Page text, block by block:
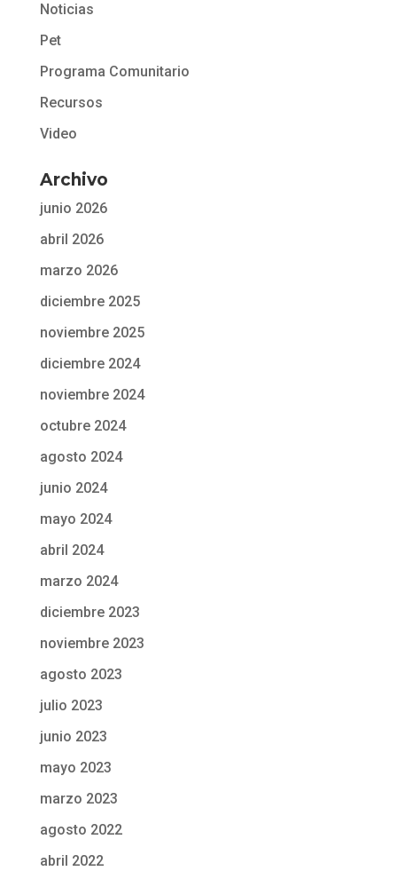
Noticias
Pet
Programa Comunitario
Recursos
Video
Archivo
junio 2026
abril 2026
marzo 2026
diciembre 2025
noviembre 2025
diciembre 2024
noviembre 2024
octubre 2024
agosto 2024
junio 2024
mayo 2024
abril 2024
marzo 2024
diciembre 2023
noviembre 2023
agosto 2023
julio 2023
junio 2023
mayo 2023
marzo 2023
agosto 2022
abril 2022